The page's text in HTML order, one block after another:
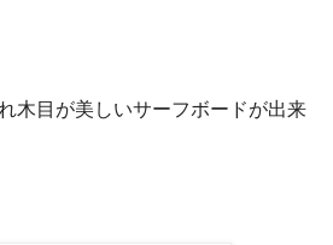
木目が美しいサーフボードが出来